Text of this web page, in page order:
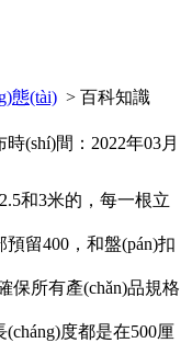
態(tài) > 百科知識
時(shí)間：2022年03月
3米的，每一根立
，和盤(pán)扣
保所有產(chǎn)品規格
度都是在500厘